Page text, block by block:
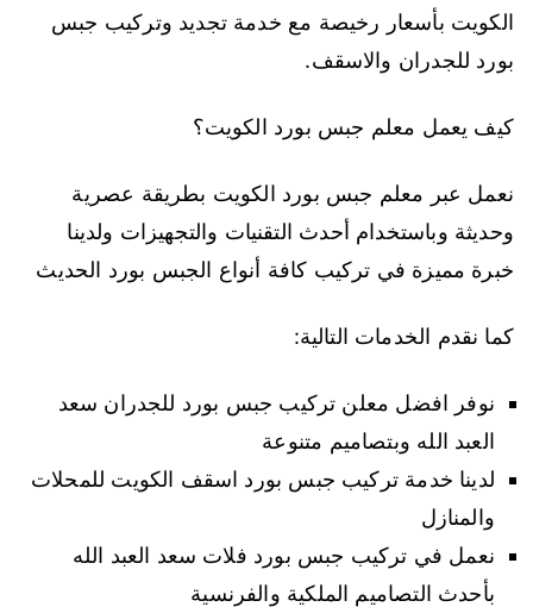
الكويت بأسعار رخيصة مع خدمة تجديد وتركيب جبس
بورد للجدران والاسقف.
كيف يعمل معلم جبس بورد الكويت؟
نعمل عبر معلم جبس بورد الكويت بطريقة عصرية
وحديثة وباستخدام أحدث التقنيات والتجهيزات ولدينا
خبرة مميزة في تركيب كافة أنواع الجبس بورد الحديث
كما نقدم الخدمات التالية:
نوفر افضل معلن تركيب جبس بورد للجدران سعد
العبد الله وبتصاميم متنوعة
لدينا خدمة تركيب جبس بورد اسقف الكويت للمحلات
والمنازل
نعمل في تركيب جبس بورد فلات سعد العبد الله
بأحدث التصاميم الملكية والفرنسية